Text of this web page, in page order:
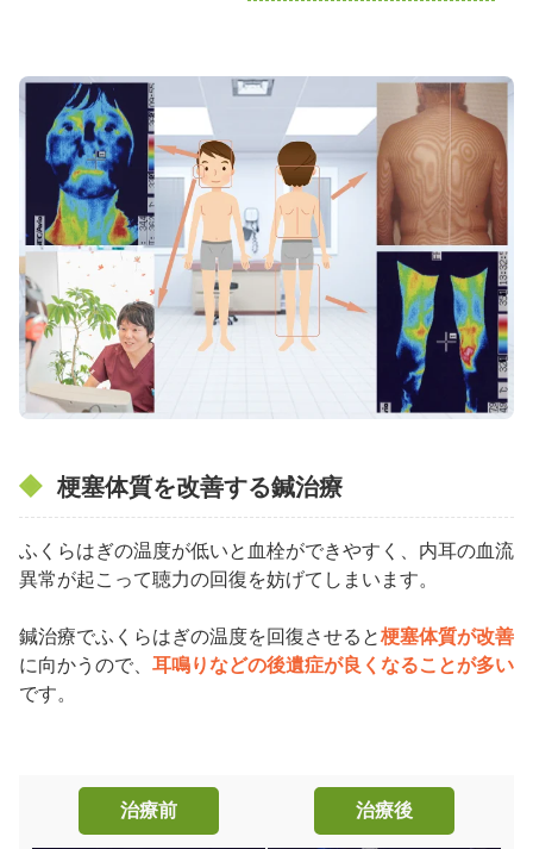
梗塞体質を改善する鍼治療
ふくらはぎの温度が低いと血栓ができやすく、内耳の血流
異常が起こって聴力の回復を妨げてしまいます。
鍼治療でふくらはぎの温度を回復させると梗塞体質が改善
に向かうので、 耳鳴りなどの後遺症が良くなることが多い
です。
治療前 治療後